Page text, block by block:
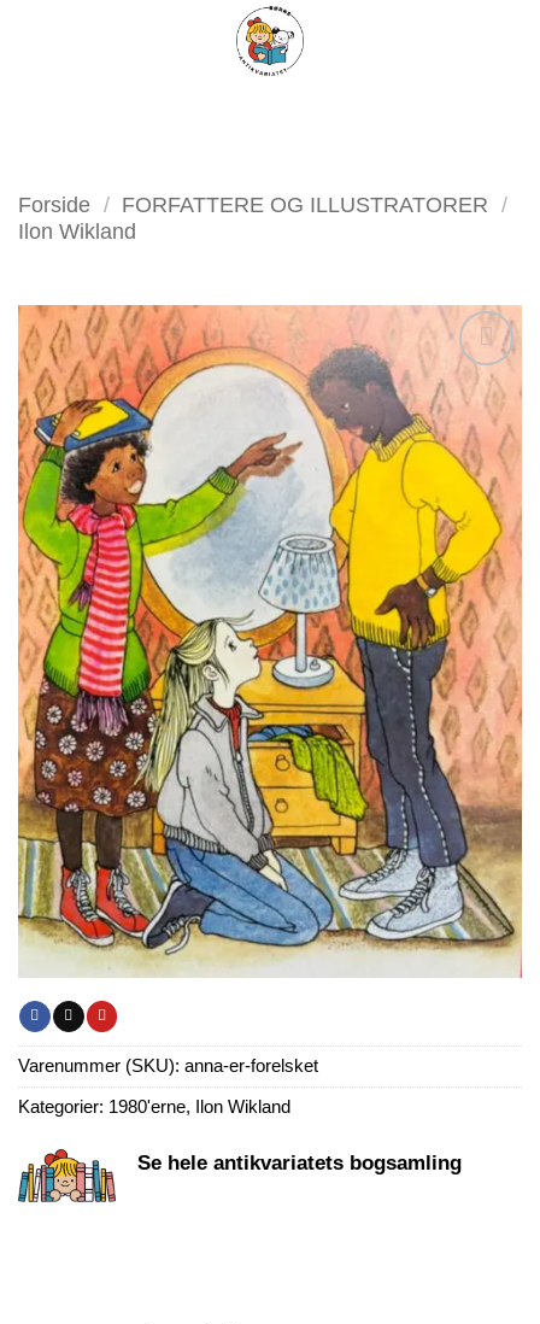
FILTER
Forside / FORFATTERE OG ILLUSTRATORER /
Ilon Wikland
Tilføj
som
favorit
Varenummer (SKU): anna-er-forelsket
Kategorier: 1980'erne, Ilon Wikland
Se hele antikvariatets bogsamling